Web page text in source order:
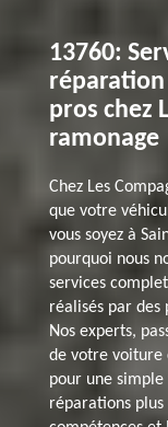
13760:
pros chez
ramonage
Chez Les
que votre
vous soyez à
pourquoi nous
services
réalisés par des
Nos experts,
de votre voiture
pour une
réparations plus